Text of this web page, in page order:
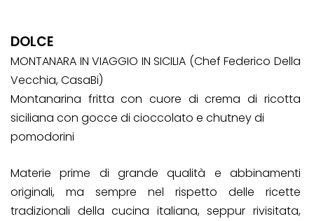
DOLCE
MONTANARA IN VIAGGIO IN SICILIA (Chef Federico Della
Vecchia, CasaBi)
Montanarina fritta con cuore di crema di ricotta
siciliana con gocce di cioccolato e chutney di
pomodorini
Materie prime di grande qualità e abbinamenti
originali, ma sempre nel rispetto delle ricette
tradizionali della cucina italiana, seppur rivisitata,